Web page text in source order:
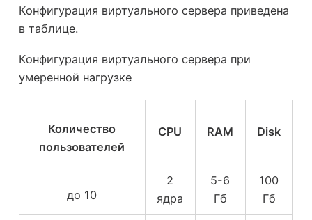
Конфигурация виртуального сервера приведена
в таблице.
Конфигурация виртуального сервера при
умеренной нагрузке
Количество
пользователей
CPU RAM Disk
до 10
2
ядра
5-6
Гб
100
Гб